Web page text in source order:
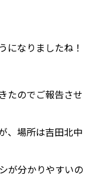
になりましたね！
たのでご報告させ
、場所は吉田北中
が分かりやすいの